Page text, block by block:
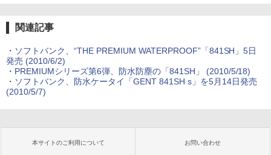
関連記事
・ ソフトバンク、“THE PREMIUM WATERPROOF”「841SH」5日
発売 (2010/6/2)
・ PREMIUMシリーズ第6弾、防水防塵の「841SH」
(2010/5/18)
・ ソフトバンク、防水ケータイ「GENT 841SH s」を5月14日発売
(2010/5/7)
本サイトのご利用について お問い合わせ